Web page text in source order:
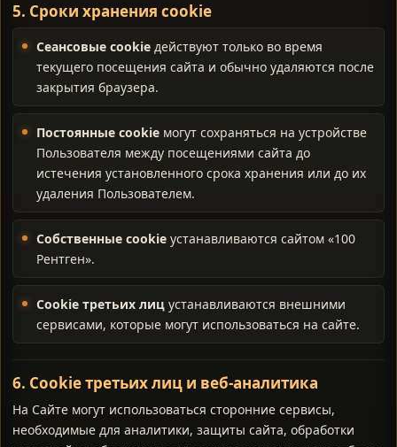
5. Сроки хранения cookie
Сеансовые cookie действуют только во время
текущего посещения сайта и обычно удаляются после
закрытия браузера.
Постоянные cookie могут сохраняться на устройстве
Пользователя между посещениями сайта до
истечения установленного срока хранения или до их
удаления Пользователем.
Собственные cookie устанавливаются сайтом «100
Рентген».
Cookie третьих лиц устанавливаются внешними
сервисами, которые могут использоваться на сайте.
6. Cookie третьих лиц и веб-аналитика
На Сайте могут использоваться сторонние сервисы,
необходимые для аналитики, защиты сайта, обработки